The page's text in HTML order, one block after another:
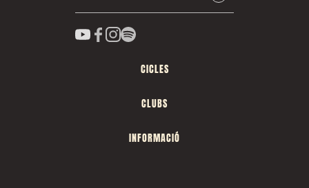
CICLES
CLUBS
INFORMACIÓ